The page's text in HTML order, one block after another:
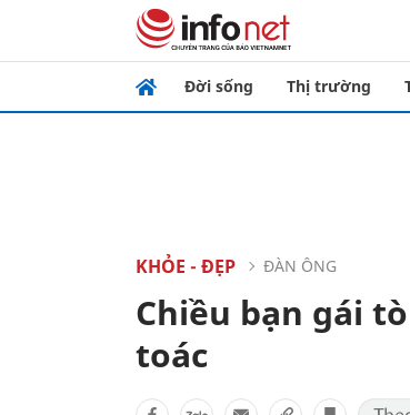
Đời sống Thị trường
KHỎE - ĐẸP ĐÀN ÔNG
Chiều bạn gái
toác